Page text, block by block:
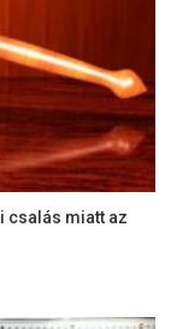
csalás miatt az